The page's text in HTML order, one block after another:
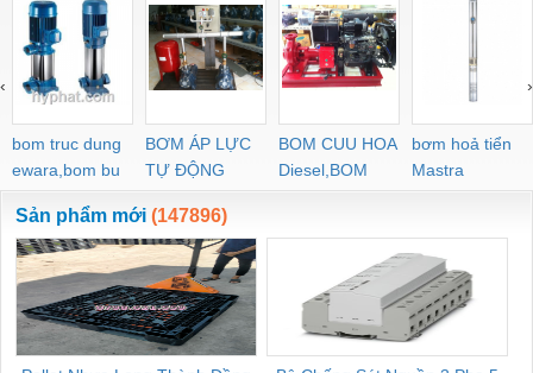
bom truc dung
ewara,bom bu
ewara
BƠM ÁP LỰC
TỰ ĐỘNG
BOM CUU HOA
Diesel,BOM
CHUA CHAY
bơm hoả tiển
Mastra
‹ ›
Sản phẩm mới (147896)